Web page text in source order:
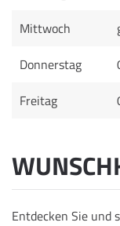
Mittwoch
Donnerstag
Freitag
Entdecken Sie und